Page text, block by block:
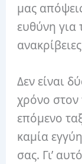
μας
ευθύνη
Δεν είναι
χρόνο στον
επόμενο
καμία
σας. Γι’